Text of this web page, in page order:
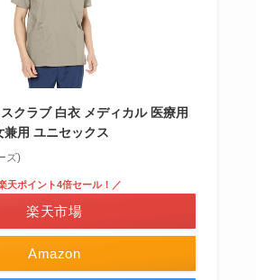
クラブ 白衣 メディカル 医療用
兼用 ユニセックス
ズ)
Amazon
天ポイント4倍セール！／
楽天市場